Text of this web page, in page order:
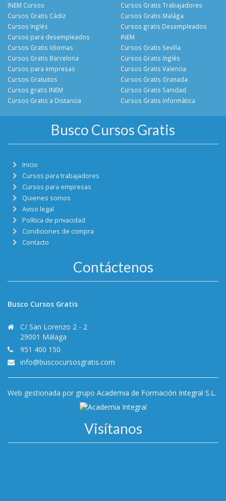
INEM Cursos
Cursos Gratis Cádiz
Cursos Gratis Trabajadores
Cursos Gratis Malága
Cursos Inglés
Cursos para desempleados
Cursos Gratis Idiomas
Cursos Gratis Barcelona
Cursos gratis Desempleados
INEM
Cursos Gratis Sevilla
Cursos Gratis Inglés
Cursos para empresas
Cursos Gratuitos
Cursos gratis INEM
Cursos Gratis a Distancia
Cursos Gratis Valencia
Cursos Gratis Granada
Cursos Gratis Sanidad
Cursos Gratis Informática
Busco Cursos Gratis
Inicio
Cursos para trabajadores
Cursos para empresas
Quienes somos
Aviso legal
Política de privacidad
Condiciones de compra
Contacto
Contáctenos
Busco Cursos Gratis
C/ San Lorenzo 2 - 2
29001 Málaga
951 400 150
info@buscocursosgratis.com
Web gestionada por grupo Academia de Formación Integral S.L.
Visítanos